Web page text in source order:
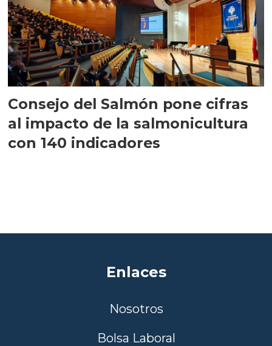
Consejo del Salmón pone cifras
al impacto de la salmonicultura
con 140 indicadores
Enlaces
Nosotros
Bolsa Laboral